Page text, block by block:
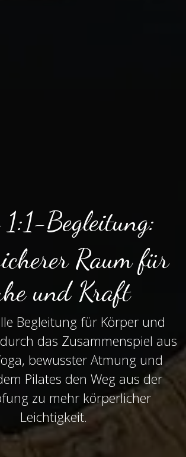
1:1-Begleitung:
Raum für
und Kraft
Begleitung für Körper und
das Zusammenspiel aus
bewusster Atmung und
Pilates den Weg aus der
zu mehr körperlicher
Leichtigkeit.